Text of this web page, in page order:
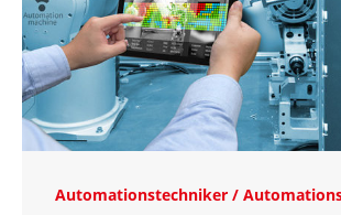
Automationstechniker /